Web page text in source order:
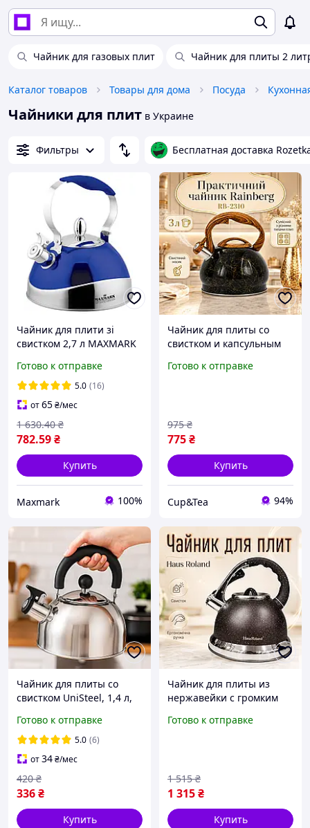
Чайник для газовых плит Чайник для плиты 2
Каталог товаров Товары для дома Посуда
Чайники для плит в Украине
Фильтры Бесплатная доставка
Чайник для плити зі
свистком 2,7 л MAXMARK
Готово к отправке
5.0 (16)
от65₴/мес
782.59₴
1 630.40 ₴
Купить
Maxmark 100%
Чайник для плиты со
свистком и капсульным
нержавеющей стали,
Готово к отправке
775₴
975 ₴
Купить
Cup&Tea 94%
Чайник для плиты со
свистком UniSteel, 1,4 л,
одинарное дно
Готово к отправке
5.0 (6)
от34₴/мес
336₴
420 ₴
Купить
Чайник для плиты из
нержавейки с громким
покрытием, Безопасные
Готово к отправке
1 315₴
1 515 ₴
Купить